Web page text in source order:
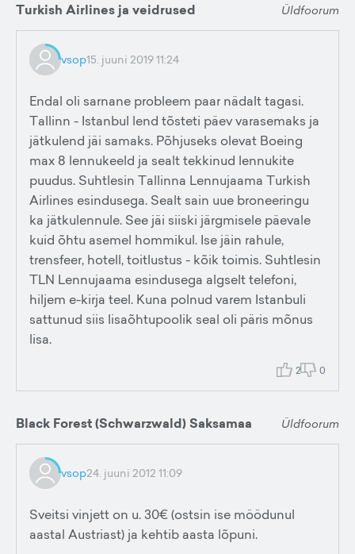
Turkish Airlines ja veidrused Üldfoorum
vsop15. juuni 2019 11:24
Endal oli sarnane probleem paar nädalt tagasi.
Tallinn - Istanbul lend tõsteti päev varasemaks ja
jätkulend jäi samaks. Põhjuseks olevat Boeing
max 8 lennukeeld ja sealt tekkinud lennukite
puudus. Suhtlesin Tallinna Lennujaama Turkish
Airlines esindusega. Sealt sain uue broneeringu
ka jätkulennule. See jäi siiski järgmisele päevale
kuid õhtu asemel hommikul. Ise jäin rahule,
trensfeer, hotell, toitlustus - kõik toimis. Suhtlesin
TLN Lennujaama esindusega algselt telefoni,
hiljem e-kirja teel. Kuna polnud varem Istanbuli
sattunud siis lisaõhtupoolik seal oli päris mõnus
lisa.
2 0
Black Forest (Schwarzwald) Saksamaa Üldfoorum
vsop24. juuni 2012 11:09
Sveitsi vinjett on u. 30€ (ostsin ise möödunul
aastal Austriast) ja kehtib aasta lõpuni.